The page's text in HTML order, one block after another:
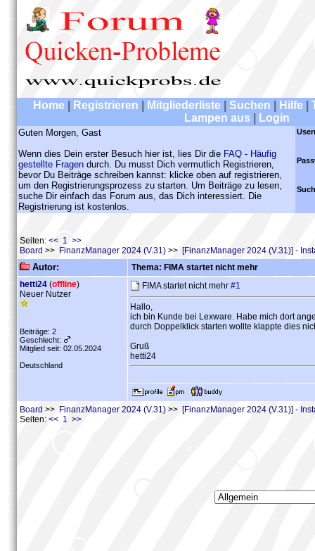
Home Registrieren Mitgliederliste Suchen Hilfe
Lampen aus
Login
Guten Morgen, Gast
Wenn dies Dein erster Besuch hier ist, lies Dir die FAQ - Häufig
gestellte Fragen durch. Du musst Dich vermutlich Registrieren,
bevor Du Beiträge schreiben kannst: klicke oben auf registrieren,
um den Registrierungsprozess zu starten. Um Beiträge zu lesen,
suche Dir einfach das Forum aus, das Dich interessiert. Die
Registrierung ist kostenlos.
Seiten: << 1 >>
Board >> FinanzManager 2024 (V.31) >> [FinanzManager 2024 (V.31)] -
Autor:
Thema: FIMA startet nicht mehr
hetti24 (offline)
Neuer Nutzer
Beiträge: 2
Geschlecht:
Mitglied seit: 02.05.2024
Deutschland
FIMA startet nicht mehr #1
Hallo,
ich bin Kunde bei Lexware. Habe mich dort
durch Doppelklick starten wollte klappte dies
Gruß
hetti24
Board >> FinanzManager 2024 (V.31) >> [FinanzManager 2024 (V.31)] -
Seiten: << 1 >>